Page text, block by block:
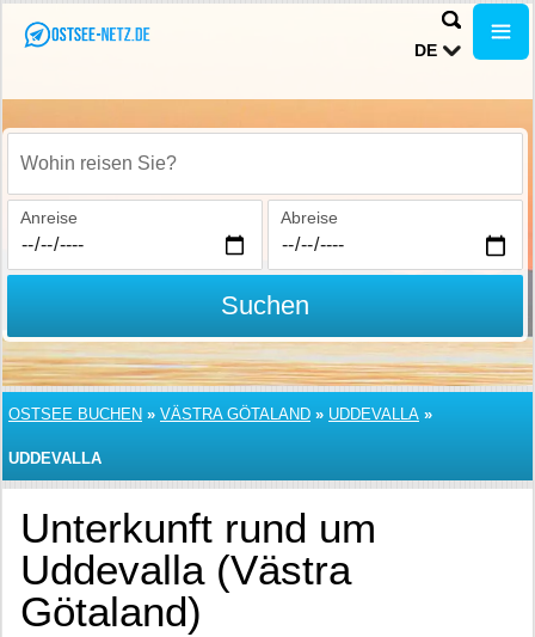
DE
Wohin reisen Sie?
Anreise Abreise
Suchen
OSTSEE BUCHEN » VÄSTRA GÖTALAND » UDDEVALLA »
UDDEVALLA
Unterkunft rund um
Uddevalla (Västra
Götaland)